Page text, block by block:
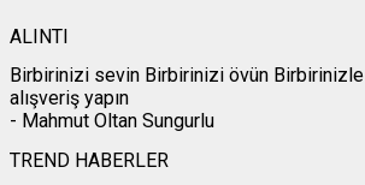
ALINTI
Birbirinizi sevin Birbirinizi övün Birbirinizle
alışveriş yapın
- Mahmut Oltan Sungurlu
TREND HABERLER